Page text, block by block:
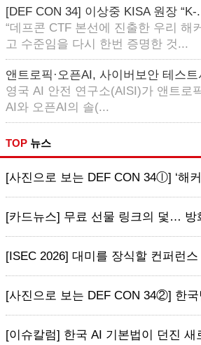
[DEF CON 34] 이상중 KISA 원장 “K-
“데프콘 CTF 본선에 진출한 우리 해
고 수준임을 다시 한번 증명한 것...
앤트로픽·오픈AI, 사이버보안 테스
영국 AI 안전 연구소(AISI)가 앤트로
AI와 오픈AI의 솔(...
TOP 뉴스
[사진으로 보는 DEF CON 34ⓛ] ‘해
[카드뉴스] 무료 선물 링크의 덫… 방
[ISEC 2026] 대미를 장식할 컨퍼런
[사진으로 보는 DEF CON 34②] 한
[이슈칼럼] 한국 AI 기본법이 던진 새